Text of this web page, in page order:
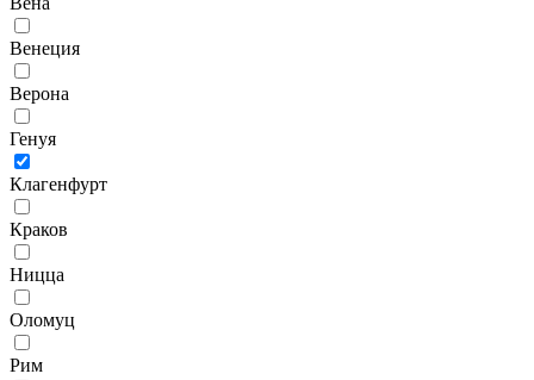
Венеция
Верона
Генуя
Клагенфурт
Краков
Ницца
Оломуц
Рим